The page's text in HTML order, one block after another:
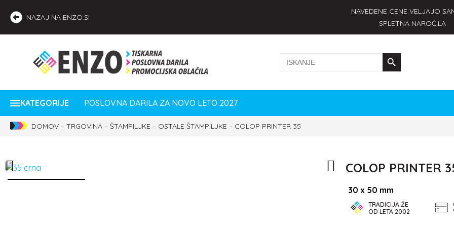
NAZAJ NA ENZO.SI
NAVEDENE CENE VELJAJO
SPLETNA NAROČILA
Search
for:
Search Button
KATEGORIJE POSLOVNA DARILA ZA NOVO LETO 2027
DOMOV – TRGOVINA – ŠTAMPILJKE – OSTALE ŠTAMPILJKE – COLOP PRINTER 35
COLOP PRINTER
30 x 50 mm
TRADICIJA ŽE
OD LETA 2002